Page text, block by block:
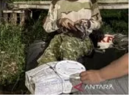
mudik jalan kaki dari